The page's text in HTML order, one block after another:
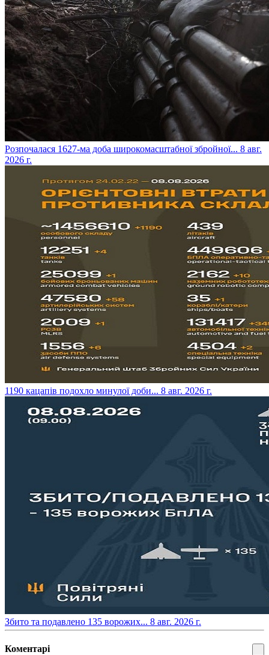
​Розпочалася 1627-ма доба широкомасштабної збройної... 8 авг.
2026 г.
​1190 кацапів подохло минулої доби... 8 авг. 2026 г.
​Збито та подавлено 135 ворожих... 8 авг. 2026 г.
Коментарі